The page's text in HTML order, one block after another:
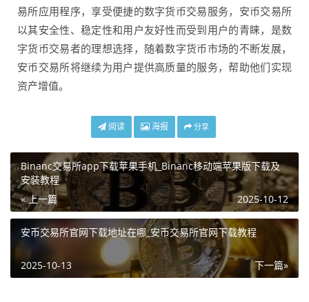
易所应用程序，享受便捷的数字货币交易服务，安币交易所
以其安全性、稳定性和用户友好性而受到用户的青睐，是数
字货币交易者的理想选择，随着数字货币市场的不断发展，
安币交易所将继续为用户提供高质量的服务，帮助他们实现
资产增值。
阅读 海报 分享
Binanc交易所app下载苹果手机_Binanc移动端苹果版下载及
安装教程
« 上一篇
2025-10-12
安币交易所官网下载地址在哪_安币交易所官网下载教程
下一篇»
2025-10-13